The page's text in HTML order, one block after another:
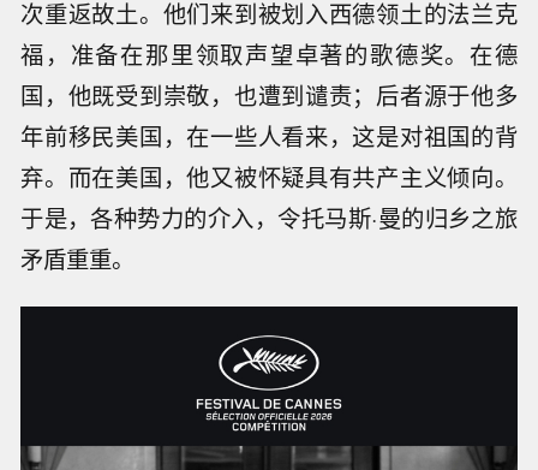
次重返故土。他们来到被划入西德领土的法兰克
福，准备在那里领取声望卓著的歌德奖。在德
国，他既受到崇敬，也遭到谴责；后者源于他多
年前移民美国，在一些人看来，这是对祖国的背
弃。而在美国，他又被怀疑具有共产主义倾向。
于是，各种势力的介入，令托马斯·曼的归乡之旅
矛盾重重。